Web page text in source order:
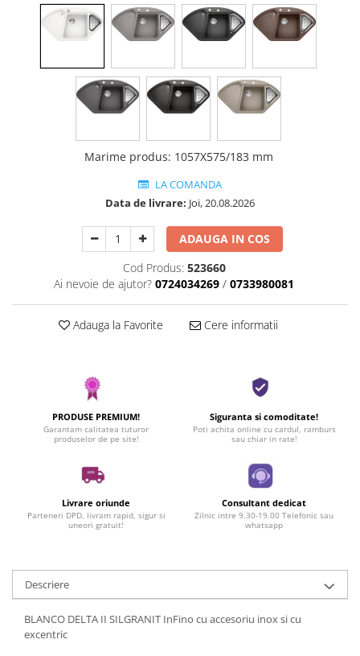
Marime produs: 1057X575/183 mm
LA COMANDA
Data de livrare: Joi, 20.08.2026
ADAUGA IN COS
Cod Produs: 523660
Ai nevoie de ajutor? 0724034269 / 0733980081
Adauga la Favorite Cere informatii
PRODUSE PREMIUM!
Garantam calitatea tuturor
produselor de pe site!
Siguranta si comoditate!
Poti achita online cu cardul, ramburs
sau chiar in rate!
Livrare oriunde
Parteneri DPD, livram rapid, sigur si
uneori gratuit!
Consultant dedicat
Zilnic intre 9.30-19.00 Telefonic sau
whatsapp
Descriere
BLANCO DELTA II SILGRANIT InFino cu accesoriu inox si cu
excentric